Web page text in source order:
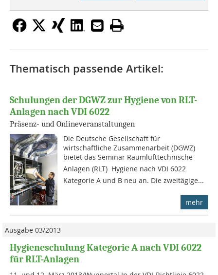
Thematisch passende Artikel:
Schulungen der DGWZ zur Hygiene von RLT-
Anlagen nach VDI 6022
Präsenz- und Onlineveranstaltungen
Die Deutsche Gesellschaft für
wirtschaftliche Zusammenarbeit (DGWZ)
bietet das Seminar Raumlufttechnische
Anlagen (RLT)  Hygiene nach VDI 6022
Kategorie A und B neu an. Die zweitägige...
mehr
Ausgabe 03/2013
Hygieneschulung Kategorie A nach VDI 6022
für RLT-Anlagen